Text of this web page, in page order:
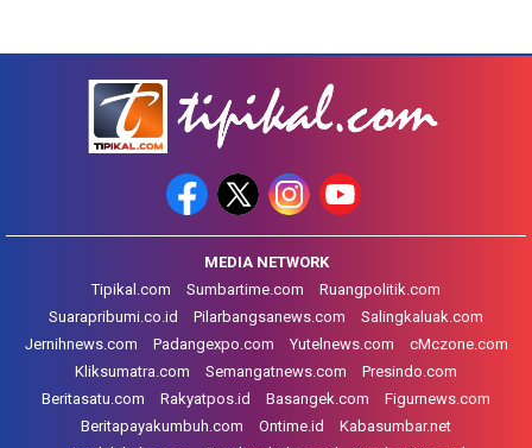
MEDIA NETWORK
Tipikal.com
Sumbartime.com
Ruangpolitik.com
Suarapribumi.co.id
Pilarbangsanews.com
Salingkaluak.com
Jernihnews.com
Padangexpo.com Yutelnews.com
cMczone.com
Kliksumatra.com
Semangatnews.com
Presindo.com
Beritasatu.com
Rakyatpos.id Basangek.com
Figurnews.com
Beritapayakumbuh.com
Ontime.id
Kabasumbar.net